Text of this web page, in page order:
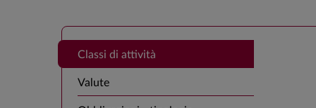
Classi di attività
Valute